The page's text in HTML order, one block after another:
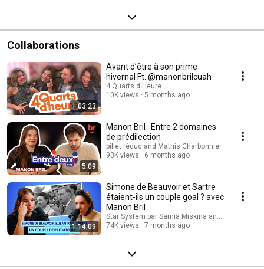
Collaborations
1:03:23
Avant d’être à son prime
hivernal Ft. @manonbrilcuah
4 Quarts d'Heure
10K views
5 months ago
5:09
Manon Bril : Entre 2 domaines
de prédilection
billet réduc and Mathis Charbonnier
93K views
6 months ago
1:14:09
Simone de Beauvoir et Sartre
étaient-ils un couple goal ? avec
Manon Bril
Star System par Samia Miskina and C'est une
74K views
7 months ago